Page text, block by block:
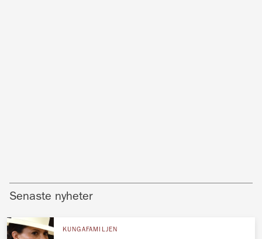
Senaste nyheter
KUNGAFAMILJEN